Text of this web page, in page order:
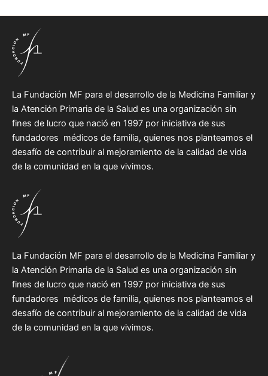
La Fundación MF para el desarrollo de la Medicina Familiar y
la Atención Primaria de la Salud es una organización sin
fines de lucro que nació en 1997 por iniciativa de sus
fundadores médicos de familia, quienes nos planteamos el
desafío de contribuir al mejoramiento de la calidad de vida
de la comunidad en la que vivimos.
La Fundación MF para el desarrollo de la Medicina Familiar y
la Atención Primaria de la Salud es una organización sin
fines de lucro que nació en 1997 por iniciativa de sus
fundadores médicos de familia, quienes nos planteamos el
desafío de contribuir al mejoramiento de la calidad de vida
de la comunidad en la que vivimos.